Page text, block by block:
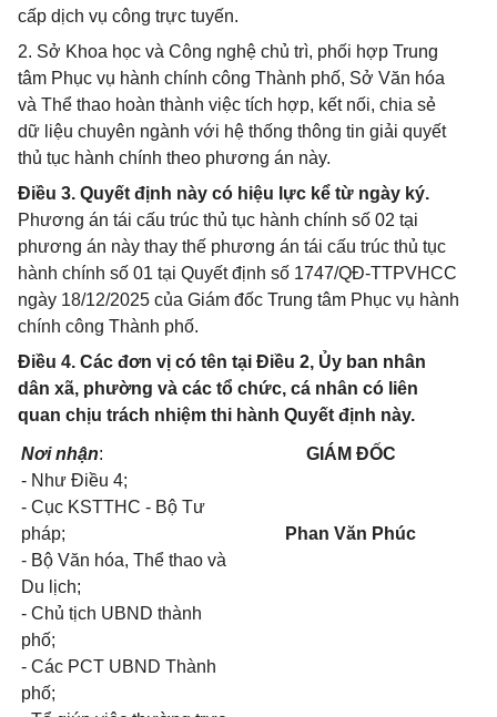
cấp dịch vụ công trực tuyến.
2. Sở Khoa học và Công nghệ chủ trì, phối hợp Trung
tâm Phục vụ hành chính công Thành phố, Sở Văn hóa
và Thể thao hoàn thành việc tích hợp, kết nối, chia sẻ
dữ liệu chuyên ngành với hệ thống thông tin giải quyết
thủ tục hành chính theo phương án này.
Điều 3. Quyết định này có hiệu lực kể từ ngày ký.
Phương án tái cấu trúc thủ tục hành chính số 02 tại
phương án này thay thế phương án tái cấu trúc thủ tục
hành chính số 01 tại Quyết định số 1747/QĐ-TTPVHCC
ngày 18/12/2025 của Giám đốc Trung tâm Phục vụ hành
chính công Thành phố.
Điều 4. Các đơn vị có tên tại Điều 2, Ủy ban nhân
dân xã, phường và các tổ chức, cá nhân có liên
quan chịu trách nhiệm thi hành Quyết định này.
Nơi nhận:
- Như Điều 4;
- Cục KSTTHC - Bộ Tư
pháp;
- Bộ Văn hóa, Thể thao và
Du lịch;
- Chủ tịch UBND thành
phố;
- Các PCT UBND Thành
phố;
GIÁM ĐỐC
Phan Văn Phúc